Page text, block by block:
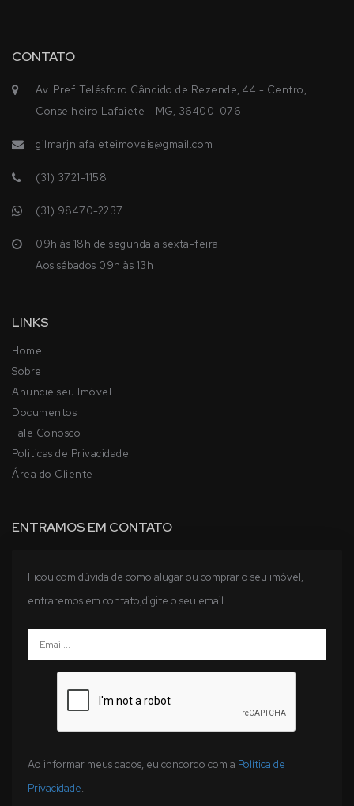
CONTATO
Av. Pref. Telésforo Cândido de Rezende, 44 - Centro,
Conselheiro Lafaiete - MG, 36400-076
gilmarjnlafaieteimoveis@gmail.com
(31) 3721-1158
(31) 98470-2237
09h às 18h de segunda a sexta-feira
Aos sábados 09h às 13h
LINKS
Home
Sobre
Anuncie seu Imóvel
Documentos
Fale Conosco
Politicas de Privacidade
Área do Cliente
ENTRAMOS EM CONTATO
Ficou com dúvida de como alugar ou comprar o seu imóvel,
entraremos em contato,digite o seu email
Ao informar meus dados, eu concordo com a Política de
Privacidade.